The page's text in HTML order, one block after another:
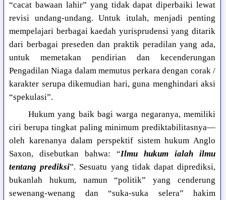
“cacat bawaan lahir” yang tidak dapat diperbaiki lewat
revisi undang-undang. Untuk itulah, menjadi penting
mempelajari berbagai kaedah yurisprudensi yang ditarik
dari berbagai preseden dan praktik peradilan yang ada,
untuk memetakan pendirian dan kecenderungan
Pengadilan Niaga dalam memutus perkara dengan corak /
karakter serupa dikemudian hari, guna menghindari aksi
“spekulasi”.
Hukum yang baik bagi warga negaranya, memiliki
ciri berupa tingkat paling minimum prediktabilitasnya—
oleh karenanya dalam perspektif sistem hukum Anglo
Saxon, disebutkan bahwa: “Ilmu hukum ialah ilmu
tentang prediksi”. Sesuatu yang tidak dapat diprediksi,
bukanlah hukum, namun “politik” yang cenderung
sewenang-wenang dan “suka-suka selera” hakim